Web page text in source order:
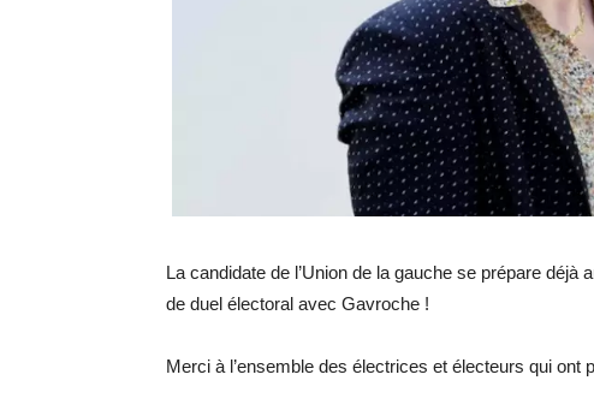
La candidate de l’Union de la gauche se prépare
de duel électoral avec Gavroche !
Merci à l’ensemble des électrices et électeurs qui